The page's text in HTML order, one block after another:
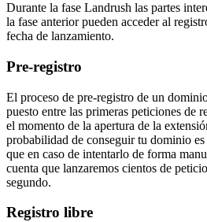
Durante la fase Landrush las partes
la fase anterior pueden acceder al
fecha de lanzamiento.
Pre-registro
El proceso de pre-registro de un
puesto entre las primeras peticiones de
el momento de la apertura de la
probabilidad de conseguir tu dominio
que en caso de intentarlo de forma
cuenta que lanzaremos cientos de
segundo.
Registro libre